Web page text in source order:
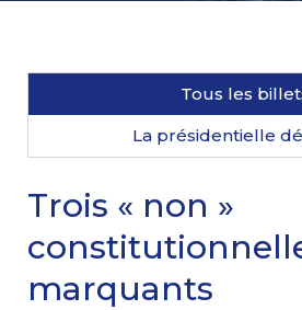
Tous les
La présidentielle
Trois « non »
marquants